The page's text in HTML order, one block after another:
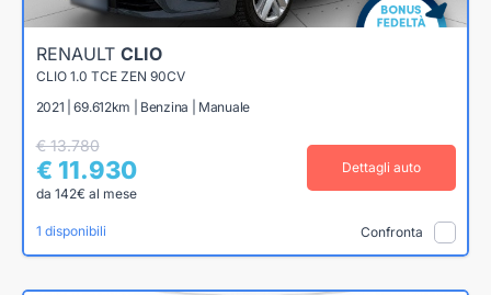
RENAULT CLIO
CLIO 1.0 TCE ZEN 90CV
2021 | 69.612km | Benzina | Manuale
€ 13.780
€ 11.930
da 142€ al mese
Dettagli auto
1 disponibili Confronta